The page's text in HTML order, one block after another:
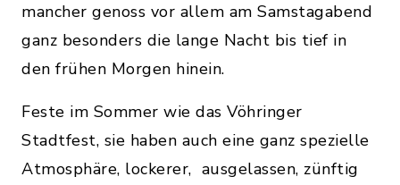
mancher genoss vor allem am Samstagabend
ganz besonders die lange Nacht bis tief in
den frühen Morgen hinein.
Feste im Sommer wie das Vöhringer
Stadtfest, sie haben auch eine ganz spezielle
Atmosphäre, lockerer, ausgelassen, zünftig